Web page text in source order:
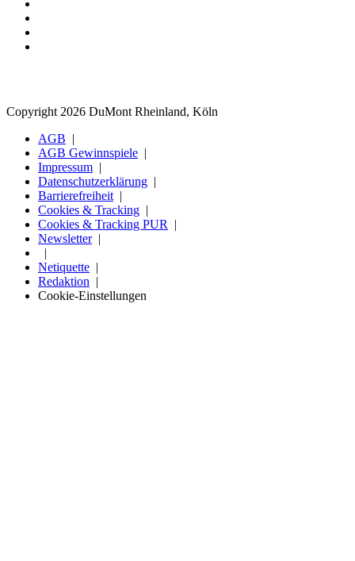
Copyright 2026 DuMont Rheinland, Köln
AGB
AGB Gewinnspiele
Impressum
Datenschutzerklärung
Barrierefreiheit
Cookies & Tracking
Cookies & Tracking PUR
Newsletter
Netiquette
Redaktion
Cookie-Einstellungen